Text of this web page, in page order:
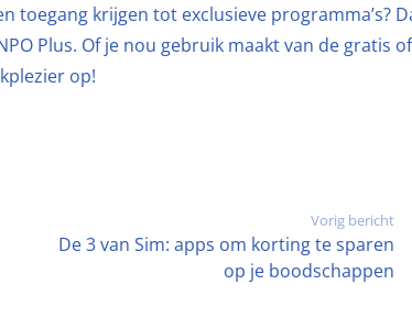
toegang krijgen tot exclusieve programma’s?
Plus. Of je nou gebruik maakt van de gratis of
op!
Vorig bericht
De 3 van Sim: apps om korting te sparen
op je boodschappen